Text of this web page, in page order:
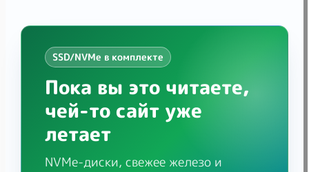
SSD/NVMe в комплекте
Пока вы это читаете,
чей-то сайт уже
летает
NVMe-диски, свежее железо и